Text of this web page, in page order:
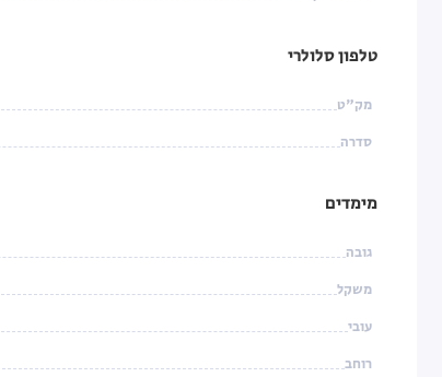
טלפון סלולרי
מק"ט
סדרה
מימדים
גובה
משקל
עובי
רוחב